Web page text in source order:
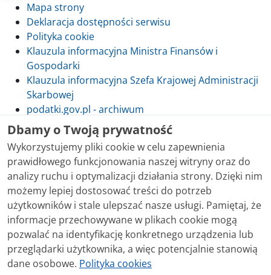
Mapa strony
Deklaracja dostępności serwisu
Polityka cookie
Klauzula informacyjna Ministra Finansów i
Gospodarki
Klauzula informacyjna Szefa Krajowej Administracji
Skarbowej
podatki.gov.pl - archiwum
Skontaktuj się z nami
Treści zamieszczone w serwisie udostępniamy
bezpłatnie. Korzystanie z treści opublikowanych w
serwisie podatki.gov.pl, niezależnie od celu i sposobu
korzystania, nie wymaga zgody Ministerstwa Finansów.
Treści znaczone w serwisie jako treści będące
przedmiotem praw autorskich, o ile nie jest to
Dbamy o Twoją prywatność
Wykorzystujemy pliki cookie w celu zapewnienia
prawidłowego funkcjonowania naszej witryny oraz do
analizy ruchu i optymalizacji działania strony. Dzięki nim
możemy lepiej dostosować treści do potrzeb
użytkowników i stale ulepszać nasze usługi. Pamiętaj, że
informacje przechowywane w plikach cookie mogą
pozwalać na identyfikację konkretnego urządzenia lub
przeglądarki użytkownika, a więc potencjalnie stanowią
dane osobowe. Polityka cookies